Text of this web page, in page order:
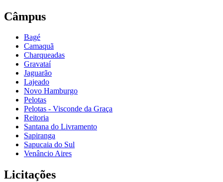
Câmpus
Bagé
Camaquã
Charqueadas
Gravataí
Jaguarão
Lajeado
Novo Hamburgo
Pelotas
Pelotas - Visconde da Graça
Reitoria
Santana do Livramento
Sapiranga
Sapucaia do Sul
Venâncio Aires
Licitações